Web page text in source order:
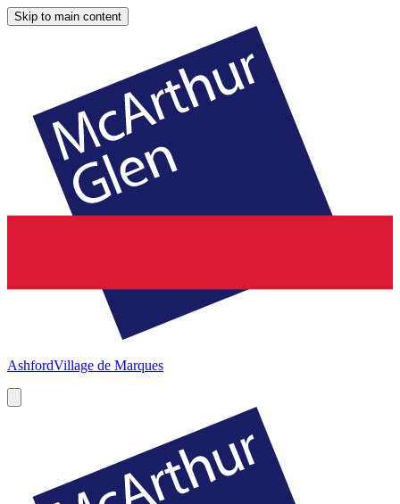
Skip to main content
AshfordVillage de Marques